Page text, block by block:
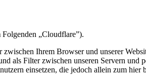
„Cloudflare”).
Ihrem Browser und unserer
als Filter zwischen unseren Servern und
einsetzen, die jedoch allein zum hier